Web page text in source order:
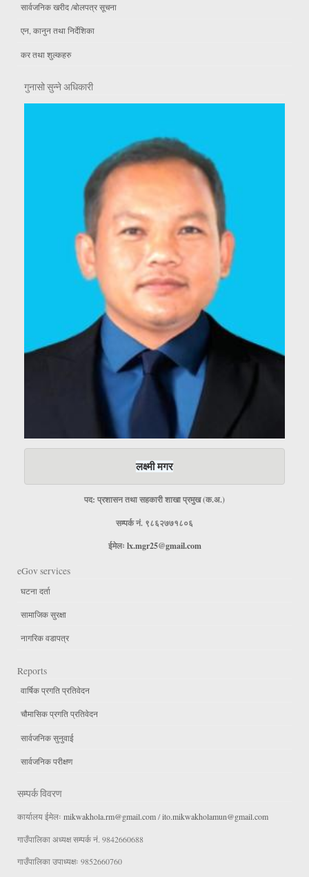
सार्वजनिक खरीद /बोलपत्र सूचना
एन, कानुन तथा निर्देशिका
कर तथा शुल्कहरु
गुनासो सुन्ने अधिकारी
लक्ष्मी मगर
पद: प्रशासन तथा सहकारी शाखा प्रमुख (क.अ.)
सम्पर्क नं. ९८६२७७१८०६
ईमेलः lx.mgr25@gmail.com
eGov services
घटना दर्ता
सामाजिक सुरक्षा
नागरिक वडापत्र
Reports
वार्षिक प्रगति प्रतिवेदन
चौमासिक प्रगति प्रतिवेदन
सार्वजनिक सुनुवाई
सार्वजनिक परीक्षण
सम्पर्क विवरण
कार्यालय ईमेलः mikwakhola.rm@gmail.com/ito.mikwakholamun@gmail.com
गाउँपालिका अध्यक्ष सम्पर्क नं. 9842660688
गाउँपालिका उपाध्यक्षः 9852660760